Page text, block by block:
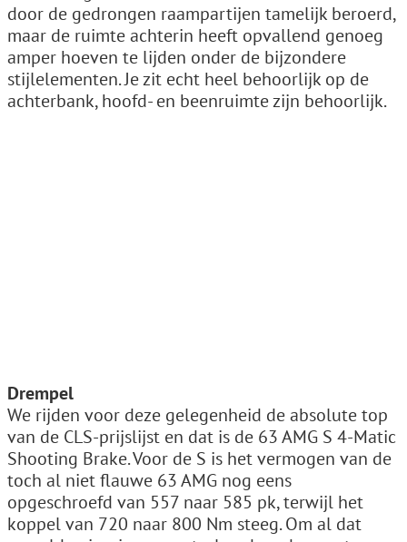
door de gedrongen raampartijen tamelijk beroerd,
maar de ruimte achterin heeft opvallend genoeg
amper hoeven te lijden onder de bijzondere
stijlelementen. Je zit echt heel behoorlijk op de
achterbank, hoofd- en beenruimte zijn behoorlijk.
Drempel
We rijden voor deze gelegenheid de absolute top
van de CLS-prijslijst en dat is de 63 AMG S 4-Matic
Shooting Brake. Voor de S is het vermogen van de
toch al niet flauwe 63 AMG nog eens
opgeschroefd van 557 naar 585 pk, terwijl het
koppel van 720 naar 800 Nm steeg. Om al dat